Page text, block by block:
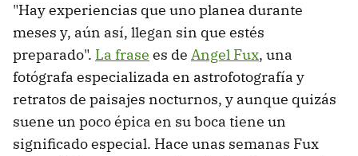
"Hay experiencias que uno planea durante
meses y, aún así, llegan sin que estés
preparado". La frase es de Angel Fux, una
fotógrafa especializada en astrofotografía y
retratos de paisajes nocturnos, y aunque quizás
suene un poco épica en su boca tiene un
significado especial. Hace unas semanas Fux